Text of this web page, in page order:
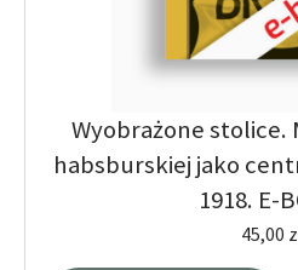
Wyobrażone stolice.
habsburskiej jako
1918. E-
45,00